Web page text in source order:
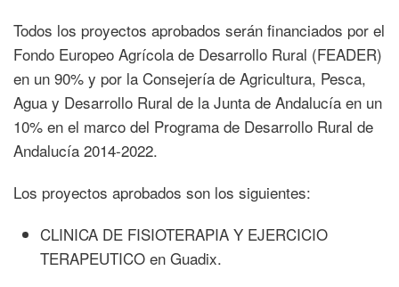
Todos los proyectos aprobados serán financiados por el
Fondo Europeo Agrícola de Desarrollo Rural (FEADER)
en un 90% y por la Consejería de Agricultura, Pesca,
Agua y Desarrollo Rural de la Junta de Andalucía en un
10% en el marco del Programa de Desarrollo Rural de
Andalucía 2014-2022.
Los proyectos aprobados son los siguientes:
CLINICA DE FISIOTERAPIA Y EJERCICIO
TERAPEUTICO en Guadix.